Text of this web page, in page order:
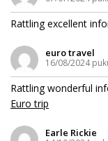
Rattling excellent
euro travel
16/08/2024
Rattling wonderful
Euro trip
Earle Rickie